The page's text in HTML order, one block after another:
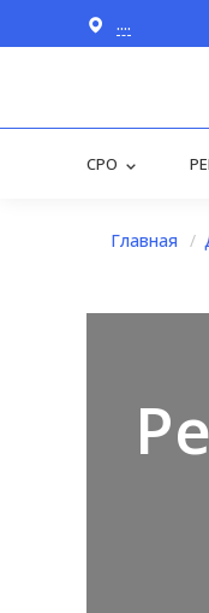
....
СРО
Главная